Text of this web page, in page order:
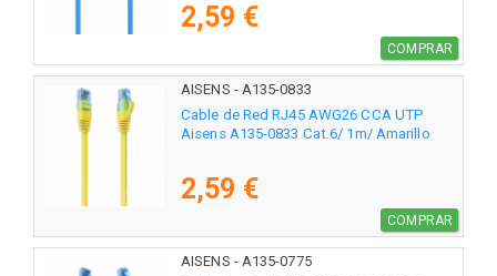
2,59 €
COMPRAR
AISENS - A135-0833
Cable de Red RJ45 AWG26 CCA UTP
Aisens A135-0833 Cat.6/ 1m/ Amarillo
2,59 €
COMPRAR
AISENS - A135-0775